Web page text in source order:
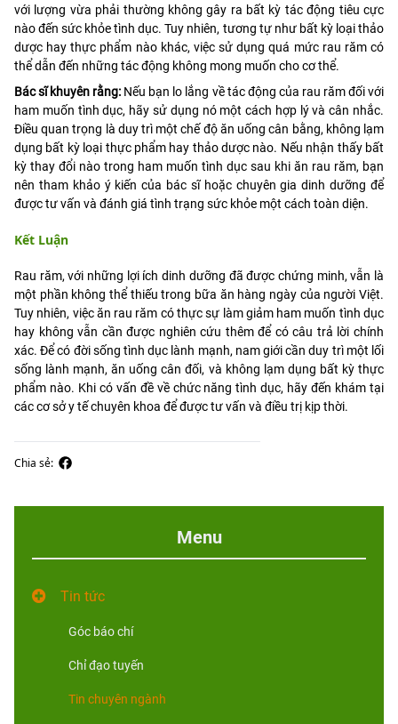
với lượng vừa phải thường không gây ra bất kỳ tác động tiêu cực
nào đến sức khỏe tình dục. Tuy nhiên, tương tự như bất kỳ loại thảo
dược hay thực phẩm nào khác, việc sử dụng quá mức rau răm có
thể dẫn đến những tác động không mong muốn cho cơ thể.
Bác sĩ khuyên rằng: Nếu bạn lo lắng về tác động của rau răm đối với
ham muốn tình dục, hãy sử dụng nó một cách hợp lý và cân nhắc.
Điều quan trọng là duy trì một chế độ ăn uống cân bằng, không lạm
dụng bất kỳ loại thực phẩm hay thảo dược nào. Nếu nhận thấy bất
kỳ thay đổi nào trong ham muốn tình dục sau khi ăn rau răm, bạn
nên tham khảo ý kiến của bác sĩ hoặc chuyên gia dinh dưỡng để
được tư vấn và đánh giá tình trạng sức khỏe một cách toàn diện.
Kết Luận
Rau răm, với những lợi ích dinh dưỡng đã được chứng minh, vẫn là
một phần không thể thiếu trong bữa ăn hàng ngày của người Việt.
Tuy nhiên, việc ăn rau răm có thực sự làm giảm ham muốn tình dục
hay không vẫn cần được nghiên cứu thêm để có câu trả lời chính
xác. Để có đời sống tình dục lành mạnh, nam giới cần duy trì một lối
sống lành mạnh, ăn uống cân đối, và không lạm dụng bất kỳ thực
phẩm nào. Khi có vấn đề về chức năng tình dục, hãy đến khám tại
các cơ sở y tế chuyên khoa để được tư vấn và điều trị kịp thời.
Chia sẻ:
Menu
Tin tức
Góc báo chí
Chỉ đạo tuyến
Tin chuyên ngành